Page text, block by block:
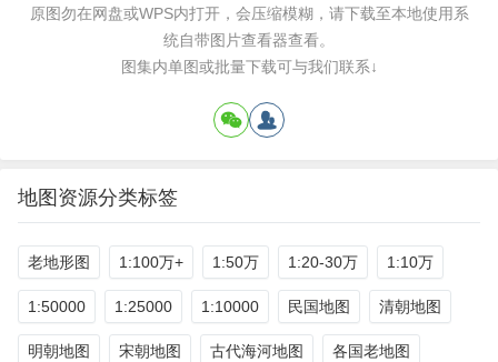
原图勿在网盘或WPS内打开，会压缩模糊，请下载至本地使用系
统自带图片查看器查看。
图集内单图或批量下载可与我们联系↓
地图资源分类标签
老地形图 1:100万+ 1:50万 1:20-30万 1:10万
1:50000 1:25000 1:10000 民国地图 清朝地图
明朝地图 宋朝地图 古代海河地图 各国老地图